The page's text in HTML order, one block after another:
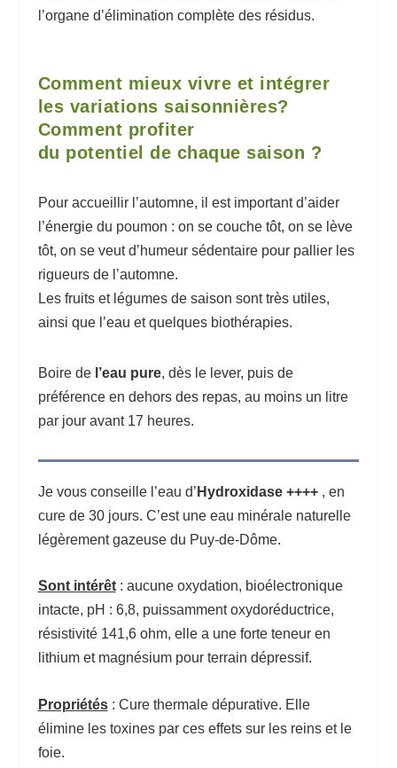
l’organe d’élimination complète des résidus.
Comment mieux vivre et intégrer
les variations saisonnières?
Comment profiter
du potentiel de chaque saison ?
Pour accueillir l’automne, il est important d’aider
l’énergie du poumon : on se couche tôt, on se lève
tôt, on se veut d’humeur sédentaire pour pallier les
rigueurs de l’automne.
Les fruits et légumes de saison sont très utiles,
ainsi que l’eau et quelques biothérapies.
Boire de l’eau pure, dès le lever, puis de
préférence en dehors des repas, au moins un litre
par jour avant 17 heures.
Je vous conseille l’eau d’ Hydroxidase ++++, en
cure de 30 jours. C’est une eau minérale naturelle
légèrement gazeuse du Puy-de-Dôme.
Sont intérêt: aucune oxydation, bioélectronique
intacte, pH : 6,8, puissamment oxydoréductrice,
résistivité 141,6 ohm, elle a une forte teneur en
lithium et magnésium pour terrain dépressif.
Propriétés: Cure thermale dépurative. Elle
élimine les toxines par ces effets sur les reins et le
foie.